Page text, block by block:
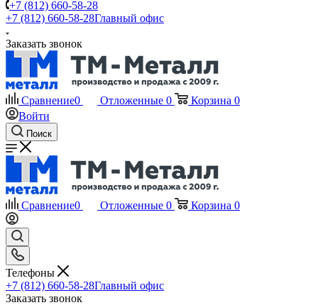
+7 (812) 660-58-28
+7 (812) 660-58-28Главный офис
Заказать звонок
Сравнение0 Отложенные 0 Корзина 0
Войти
Поиск
Сравнение0 Отложенные 0 Корзина 0
Телефоны
+7 (812) 660-58-28Главный офис
Заказать звонок